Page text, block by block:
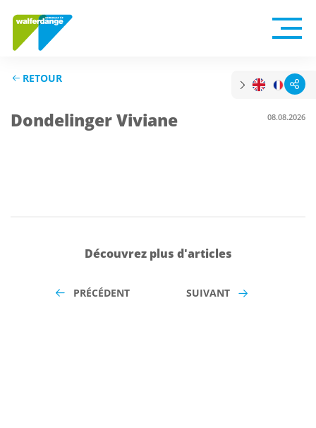
RETOUR
Dondelinger Viviane 08.08.2026
Découvrez plus d'articles
PRÉCÉDENT SUIVANT